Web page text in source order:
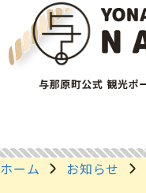
ホーム お知らせ